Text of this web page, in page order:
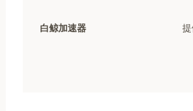
白鲸加速器